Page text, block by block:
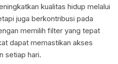
kualitas hidup melalui
juga berkontribusi pada
memilih filter yang tepat
dapat memastikan akses
setiap hari.